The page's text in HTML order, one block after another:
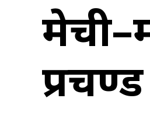
प्रचण्ड